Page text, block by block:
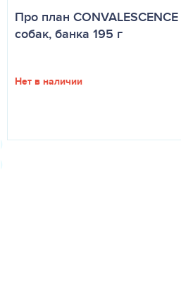
Про план
собак, банка 195 г
Нет в наличии